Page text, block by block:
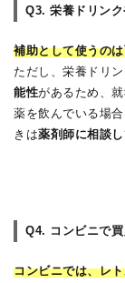
Q3. 栄養ドリンク
補助として使うの
ただし、栄養ドリ
能性があるため、就
薬を飲んでいる場
きは薬剤師に相談
Q4. コンビニで買
コンビニでは、レ